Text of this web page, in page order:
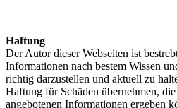
Haftung
Der Autor dieser Webseiten ist
Informationen nach bestem Wissen
richtig darzustellen und aktuell zu
Haftung für Schäden übernehmen,
angebotenen Informationen ergeben